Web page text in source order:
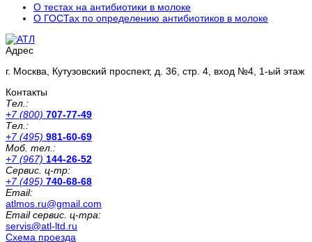
О тестах на антибиотики в молоке
О ГОСТах по определению антибиотиков в молоке
Адрес
г. Москва, Кутузовский проспект, д. 36, стр. 4, вход №4, 1-ый этаж
Контакты
Тел.:
+7 (800) 707-77-49
Тел.:
+7 (495) 981-60-69
Моб. тел.:
+7 (967) 144-26-52
Сервис. ц-тр:
+7 (495) 740-68-68
Email:
atlmos.ru@gmail.com
Email сервис. ц-тра:
servis@atl-ltd.ru
Схема проезда